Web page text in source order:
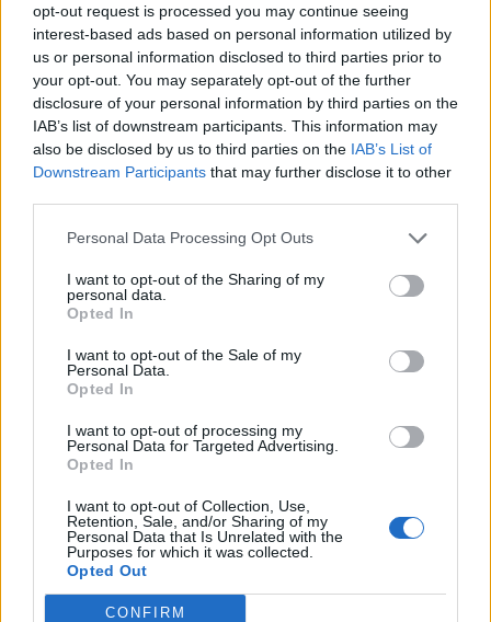
opt-out request is processed you may continue seeing
interest-based ads based on personal information utilized by
us or personal information disclosed to third parties prior to
your opt-out. You may separately opt-out of the further
disclosure of your personal information by third parties on the
IAB’s list of downstream participants. This information may
also be disclosed by us to third parties on the IAB’s List of
Downstream Participants that may further disclose it to other
Personal Data Processing Opt Outs
I want to opt-out of the Sharing of my
personal data.
Opted In
I want to opt-out of the Sale of my
Personal Data.
Opted In
I want to opt-out of processing my
Personal Data for Targeted Advertising.
Opted In
I want to opt-out of Collection, Use,
Retention, Sale, and/or Sharing of my
Personal Data that Is Unrelated with the
Purposes for which it was collected.
Opted Out
CONFIRM
T. szereti a fiatal lányokat 14. rész
Pedig szóltam… – Miért nem hiszünk a
A legidegesítőbb kifejezések laza
gyűjteménye
A világ legismertebb ruhái